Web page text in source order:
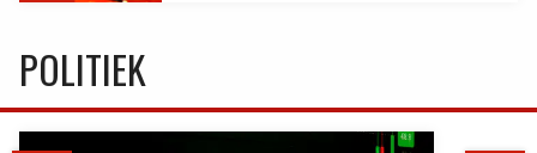
POLITIEK